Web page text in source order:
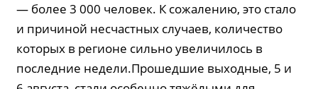
— более 3 000 человек. К сожалению, это стало
и причиной несчастных случаев, количество
которых в регионе сильно увеличилось в
последние недели.Прошедшие выходные, 5 и